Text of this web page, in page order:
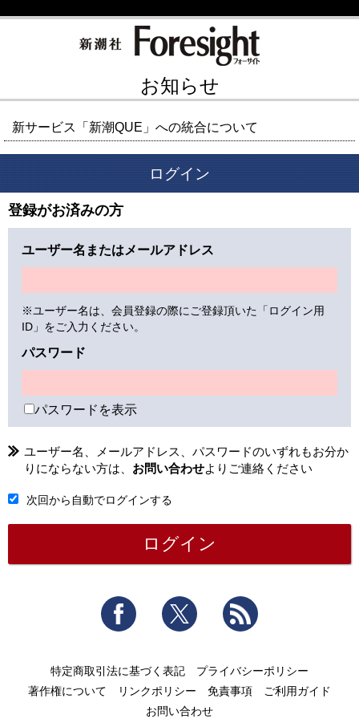
お知らせ
新サービス「新潮QUE」への統合について
ログイン
登録がお済みの方
ユーザー名またはメールアドレス
※ユーザー名は、会員登録の際にご登録頂いた「ログイン用
ID」をご入力ください。
パスワード
パスワードを表示
ユーザー名、メールアドレス、パスワードのいずれもお分か
りにならない方は、 お問い合わせよりご連絡ください
次回から自動でログインする
Facebook Twitter
特定商取引法に基づく表記
プライバシーポリシー
著作権について
リンクポリシー 免責事項
ご利用ガイド
お問い合わせ